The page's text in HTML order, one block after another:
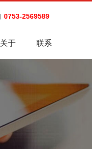
0753-2569589
关于 联系